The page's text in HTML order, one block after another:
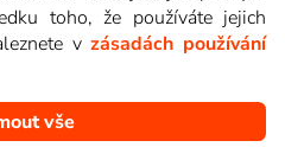
tomto webu jsou zobrazovány
toho, že používáte jejich
vzásadách používání
vše